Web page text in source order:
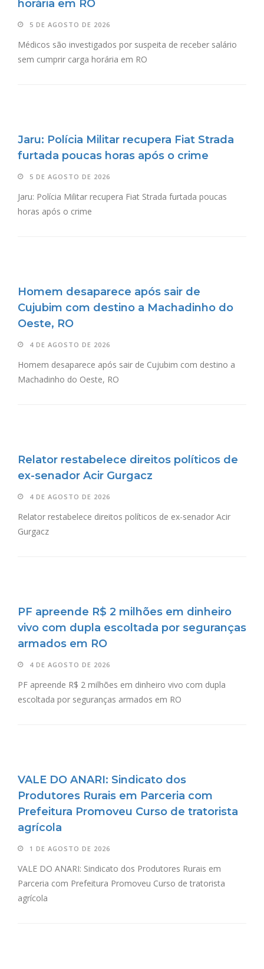
horária em RO
5 DE AGOSTO DE 2026
Médicos são investigados por suspeita de receber salário
sem cumprir carga horária em RO
Jaru: Polícia Militar recupera Fiat Strada
furtada poucas horas após o crime
5 DE AGOSTO DE 2026
Jaru: Polícia Militar recupera Fiat Strada furtada poucas
horas após o crime
Homem desaparece após sair de
Cujubim com destino a Machadinho do
Oeste, RO
4 DE AGOSTO DE 2026
Homem desaparece após sair de Cujubim com destino a
Machadinho do Oeste, RO
Relator restabelece direitos políticos de
ex-senador Acir Gurgacz
4 DE AGOSTO DE 2026
Relator restabelece direitos políticos de ex-senador Acir
Gurgacz
PF apreende R$ 2 milhões em dinheiro
vivo com dupla escoltada por seguranças
armados em RO
4 DE AGOSTO DE 2026
PF apreende R$ 2 milhões em dinheiro vivo com dupla
escoltada por seguranças armados em RO
VALE DO ANARI: Sindicato dos
Produtores Rurais em Parceria com
Prefeitura Promoveu Curso de tratorista
agrícola
1 DE AGOSTO DE 2026
VALE DO ANARI: Sindicato dos Produtores Rurais em
Parceria com Prefeitura Promoveu Curso de tratorista
agrícola